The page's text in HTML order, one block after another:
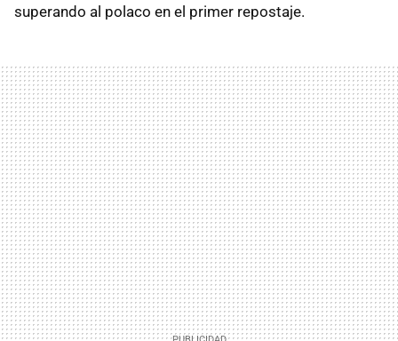
superando al polaco en el primer repostaje.